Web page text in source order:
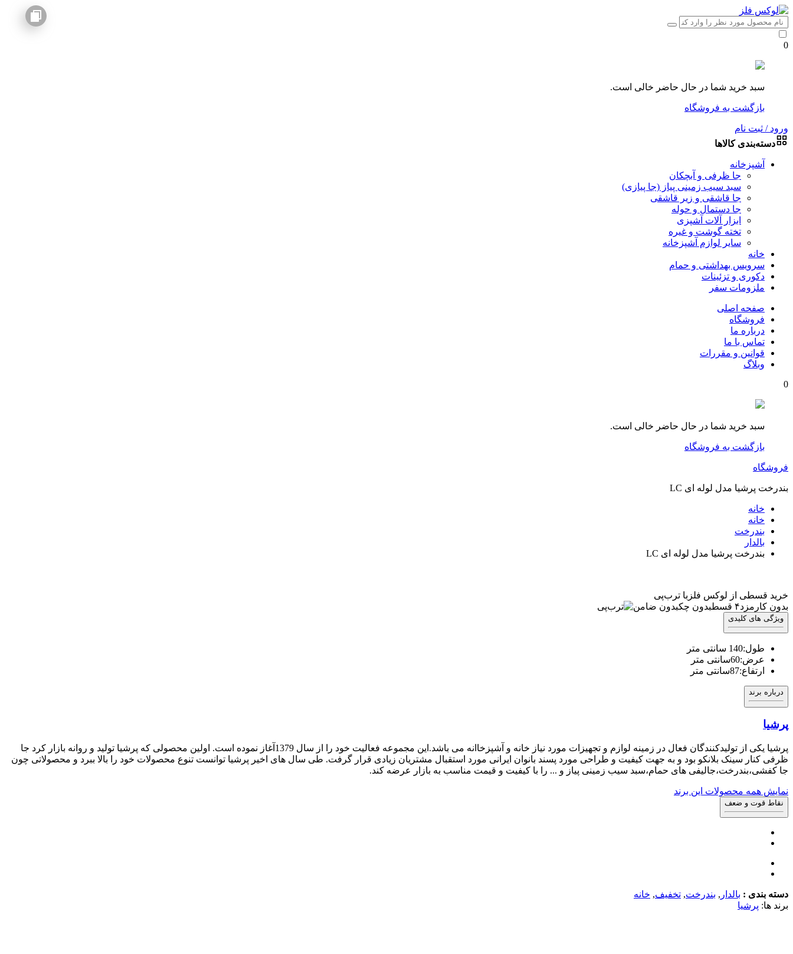
0
سبد خرید شما در حال حاضر خالی است.
بازگشت به فروشگاه
ورود / ثبت نام
دسته‌بندی کالاها
آشپزخانه
جا ظرفی و آبچکان
سبد سیب زمینی پیاز (جا پیازی)
جا قاشقی و زیر قاشقی
جا دستمال و حوله
ابزار آلات آشپزی
تخته گوشت و غیره
سایر لوازم آشپزخانه
خانه
سرویس بهداشتی و حمام
دکوری و تزئینات
ملزومات سفر
صفحه اصلی
فروشگاه
درباره ما
تماس با ما
قوانین و مقررات
وبلاگ
0
سبد خرید شما در حال حاضر خالی است.
بازگشت به فروشگاه
فروشگاه
بندرخت پرشیا مدل لوله ای LC
خانه
خانه
بندرخت
بالدار
بندرخت پرشیا مدل لوله ای LC
خرید قسطی از لوکس فلز با ترب‌پی
بدون کارمزد۴ قسط بدون چکبدون ضامن
ویژگی های کلیدی
طول:140 سانتی متر
عرض:60سانتی متر
ارتفاع:87سانتی متر
درباره برند
پرشیا
پرشیا یکی از تولیدکنندگان فعال در زمینه لوازم و تجهیزات مورد نیاز خانه و آشپزخاانه می باشد.این مجموعه فعالیت خود را از سال 1379آغاز نموده است. اولین محصولی که پرشیا تولید و روانه بازار کرد جا
ظرفی کنار سینک بلانکو بود و به جهت کیفیت و طراحی مورد پسند بانوان ایرانی مورد استقبال مشتریان زیادی قرار گرفت. طی سال های اخیر پرشیا توانست تنوع محصولات خود را بالا ببرد و محصولاتی چون
جا کفشی،بندرخت،جالیفی های حمام،سبد سیب زمینی پیاز و ... را با کیفیت و قیمت مناسب به بازار عرضه کند.
نمایش همه محصولات این برند
نقاط قوت و ضعف
دسته بندی : بالدار , بندرخت, تخفیف, خانه
برند ها: پرشیا